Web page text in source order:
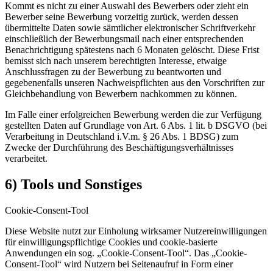
Kommt es nicht zu einer Auswahl des Bewerbers oder zieht ein
Bewerber seine Bewerbung vorzeitig zurück, werden dessen
übermittelte Daten sowie sämtlicher elektronischer Schriftverkehr
einschließlich der Bewerbungsmail nach einer entsprechenden
Benachrichtigung spätestens nach 6 Monaten gelöscht. Diese Frist
bemisst sich nach unserem berechtigten Interesse, etwaige
Anschlussfragen zu der Bewerbung zu beantworten und
gegebenenfalls unseren Nachweispflichten aus den Vorschriften zur
Gleichbehandlung von Bewerbern nachkommen zu können.
Im Falle einer erfolgreichen Bewerbung werden die zur Verfügung
gestellten Daten auf Grundlage von Art. 6 Abs. 1 lit. b DSGVO (bei
Verarbeitung in Deutschland i.V.m. § 26 Abs. 1 BDSG) zum
Zwecke der Durchführung des Beschäftigungsverhältnisses
verarbeitet.
6) Tools und Sonstiges
Cookie-Consent-Tool
Diese Website nutzt zur Einholung wirksamer Nutzereinwilligungen
für einwilligungspflichtige Cookies und cookie-basierte
Anwendungen ein sog. „Cookie-Consent-Tool“. Das „Cookie-
Consent-Tool“ wird Nutzern bei Seitenaufruf in Form einer